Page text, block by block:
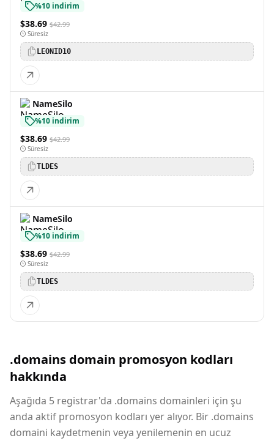
%10 indirim
$38.69 $42.99
Süresiz
LEONID10
NameSilo
%10 indirim
$38.69 $42.99
Süresiz
TLDES
NameSilo
%10 indirim
$38.69 $42.99
Süresiz
TLDES
.domains domain promosyon kodları
hakkında
Aşağıda 5 registrar'da .domains domainleri için şu
anda aktif promosyon kodları yer alıyor. Bir .domains
domaini kaydetmenin veya yenilemenin en ucuz